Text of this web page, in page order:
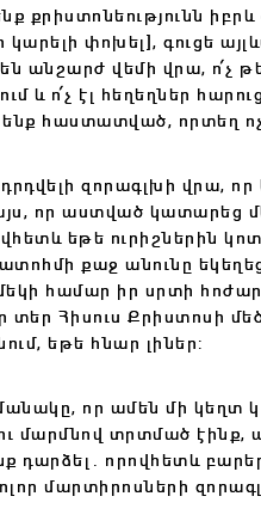
քրիստոնեությունն
կարելի փոխել], գուցե
վեմի վրա, ո՛չ թե
և ո՛չ էլ հեղեղներ
հաստատված, որտեղ
զորագլխի վրա, որ
որ աստված կատարեց
եթե ուրիշներին
քաջ անունը
համար իր սրտի
տեր Հիսուս Քրիստոսի
եթե հնար լիներ:
որ ամեն մի կեղտ
մարմնով տրտմած էինք,
որովհետև
մարտիրոսների